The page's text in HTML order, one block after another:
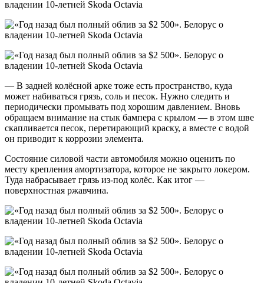
— В задней колёсной арке тоже есть пространство, куда
может набиваться грязь, соль и песок. Нужно следить и
периодически промывать под хорошим давлением. Вновь
обращаем внимание на стык бампера с крылом — в этом шве
скапливается песок, перетирающий краску, а вместе с водой
он приводит к коррозии элемента.
Состояние силовой части автомобиля можно оценить по
месту крепления амортизатора, которое не закрыто локером.
Туда набрасывает грязь из-под колёс. Как итог —
поверхностная ржавчина.